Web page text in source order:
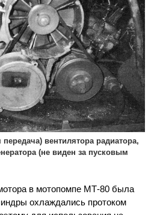
вентилятора радиатора,
(не виден за пусковым
в мотопомпе МТ-80 была
охлаждались протоком